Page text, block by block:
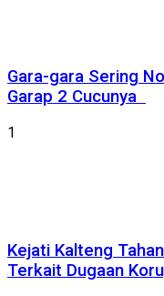
Gara-gara Sering
Garap 2 Cucunya
1
Kejati Kalteng
Terkait Dugaan